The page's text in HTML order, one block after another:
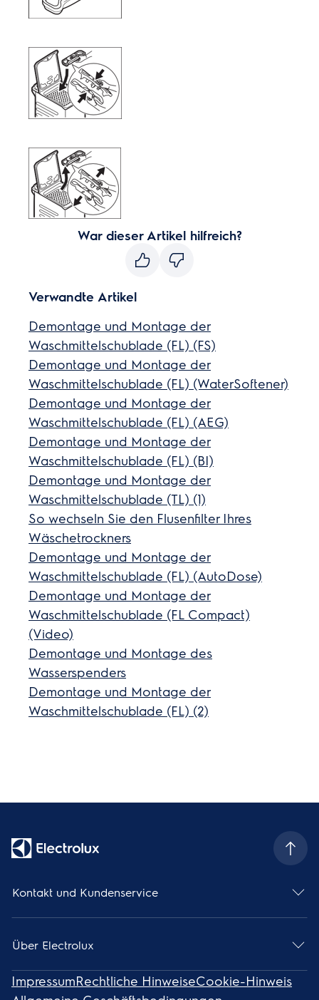
War dieser Artikel hilfreich?
Verwandte Artikel
Demontage und Montage der
Waschmittelschublade (FL) (FS)
Demontage und Montage der
Waschmittelschublade (FL) (WaterSoftener)
Demontage und Montage der
Waschmittelschublade (FL) (AEG)
Demontage und Montage der
Waschmittelschublade (FL) (BI)
Demontage und Montage der
Waschmittelschublade (TL) (1)
So wechseln Sie den Flusenfilter Ihres
Wäschetrockners
Demontage und Montage der
Waschmittelschublade (FL) (AutoDose)
Demontage und Montage der
Waschmittelschublade (FL Compact)
(Video)
Demontage und Montage des
Wasserspenders
Demontage und Montage der
Waschmittelschublade (FL) (2)
Kontakt und Kundenservice
Über Electrolux
ImpressumRechtliche HinweiseCookie-Hinweis